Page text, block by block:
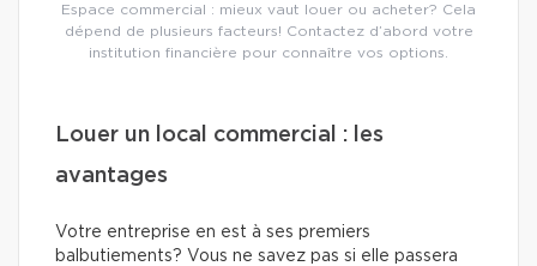
Espace commercial : mieux vaut louer ou acheter? Cela
dépend de plusieurs facteurs! Contactez d’abord votre
institution financière pour connaître vos options.
Louer un local commercial : les
avantages
Votre entreprise en est à ses premiers
balbutiements? Vous ne savez pas si elle passera